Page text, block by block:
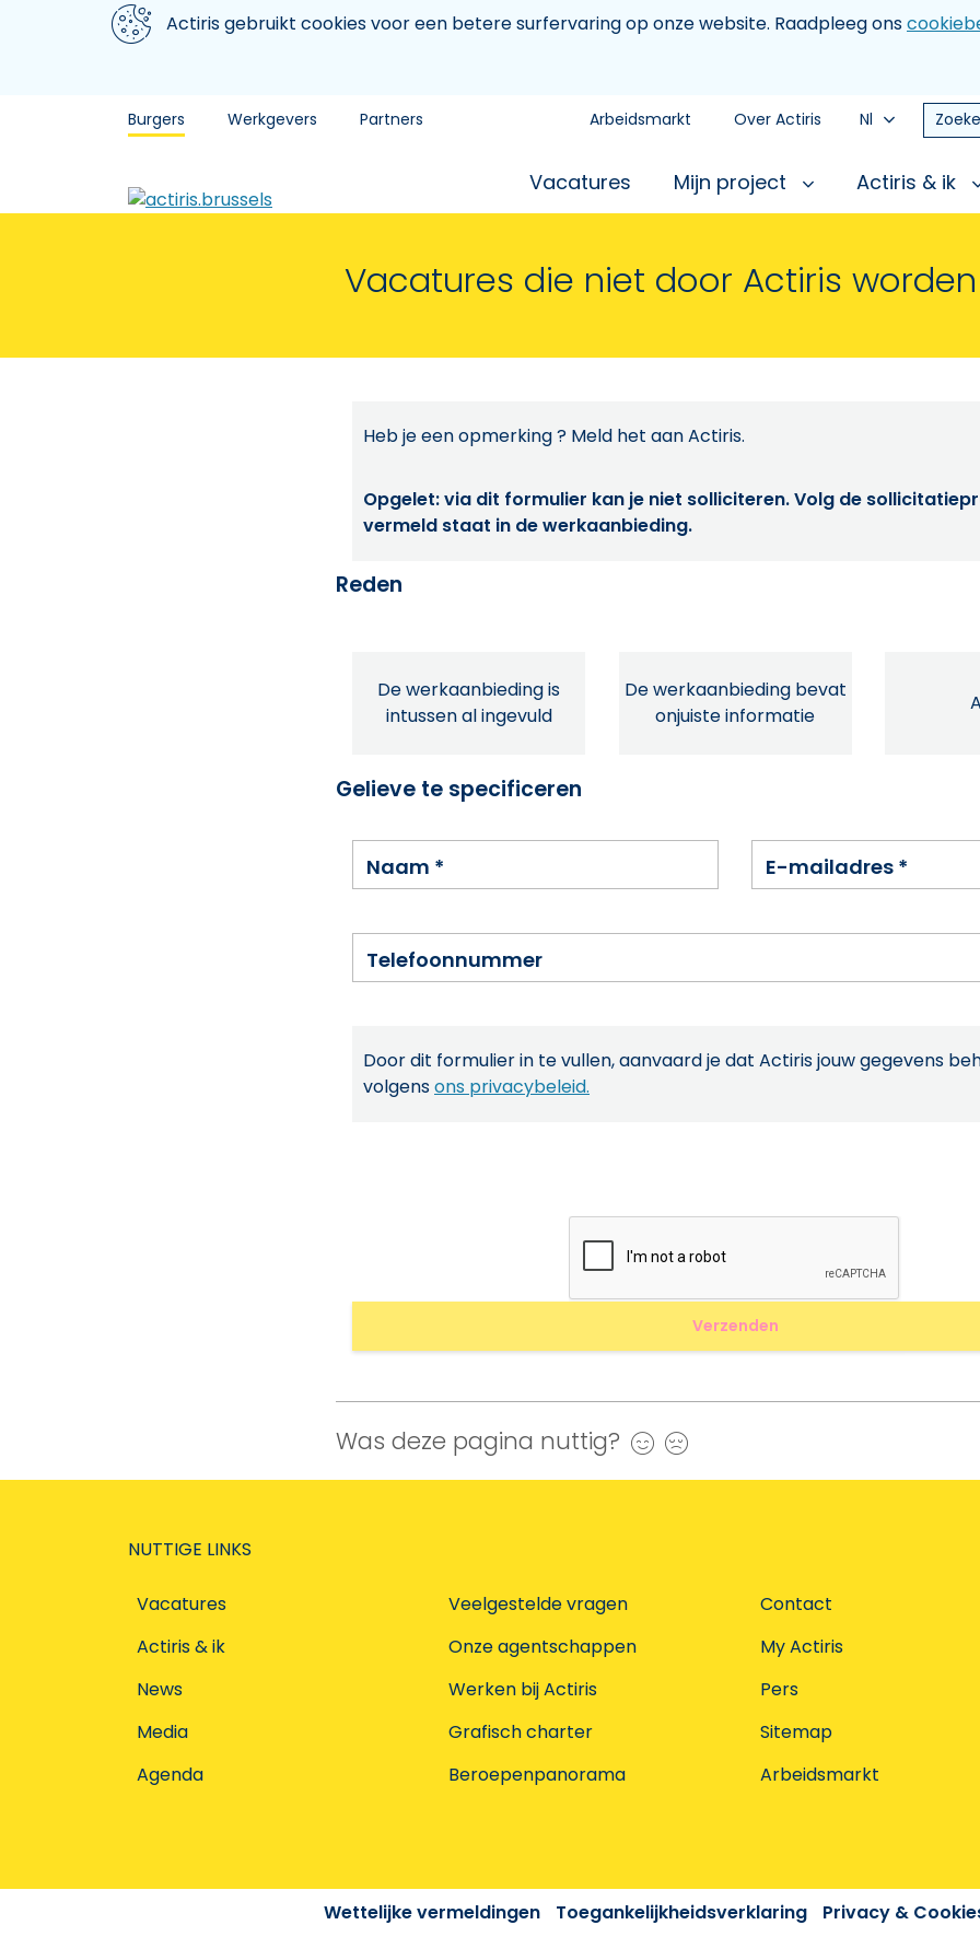
Aller au contenu principal
We gebruiken cookiesActiris gebruikt cookies voor een betere surfervaring op onze website. Raadpleeg ons
Burgers Werkgevers Partners Arbeidsmarkt Over Actiris Nl
Vacatures Mijn project Actiris & ik
Vacatures die niet door Actiris
Heb je een opmerking ? Meld het aan Actiris.
Opgelet: via dit formulier kan je niet solliciteren. Volg de
vermeld staat in de werkaanbieding.
Reden
De werkaanbieding is
intussen al ingevuld
De werkaanbieding bevat
onjuiste informatie
Gelieve te specificeren
Naam * E-mailadres *
Telefoonnummer
Door dit formulier in te vullen, aanvaard je dat Actiris jouw gegevens
volgensons privacybeleid.
Was deze pagina nuttig? Ja
NUTTIGE LINKS
Vacatures
Actiris & ik
News
Media
Agenda
Veelgestelde vragen
Onze agentschappen
Werken bij Actiris
Grafisch charter
Beroepenpanorama
Contact
My Actiris
Pers
Sitemap
Arbeidsmarkt
Wettelijke vermeldingen Toegankelijkheidsverklaring Privacy &